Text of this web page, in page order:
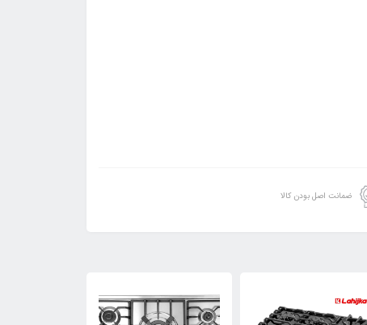
ضمانت اصل بودن کالا